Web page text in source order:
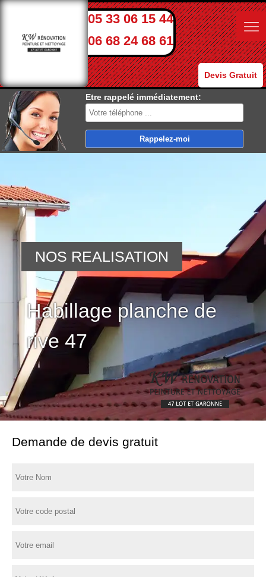
05 33 06 15 44
06 68 24 68 61
Devis Gratuit
Etre rappelé immédiatement:
Habillage planche de
rive 47
NOS REALISATION
Demande de devis gratuit